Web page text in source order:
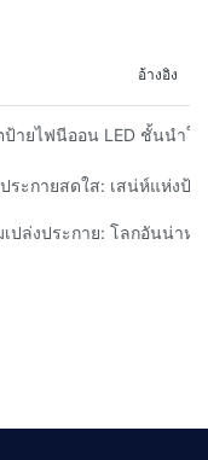
อ้างอิง
ชั้นนำประจำปี 2021
ป้ายไฟนีออน LED ชั้นนำใ
นีออน
ประกายสดใส: เสน่ห์แห่งป้
กนีออนแบบคลื่น
เปล่งประกาย: โลกอันน่า